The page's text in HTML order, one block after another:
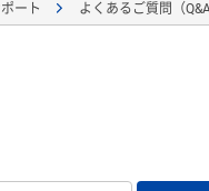
ート よくあるご質問（Q&A